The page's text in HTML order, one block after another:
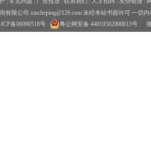
有限公司 xincheping@126.com 未经本站书面许可 一切
备06090518号 粤公网安备 44010502000813号微